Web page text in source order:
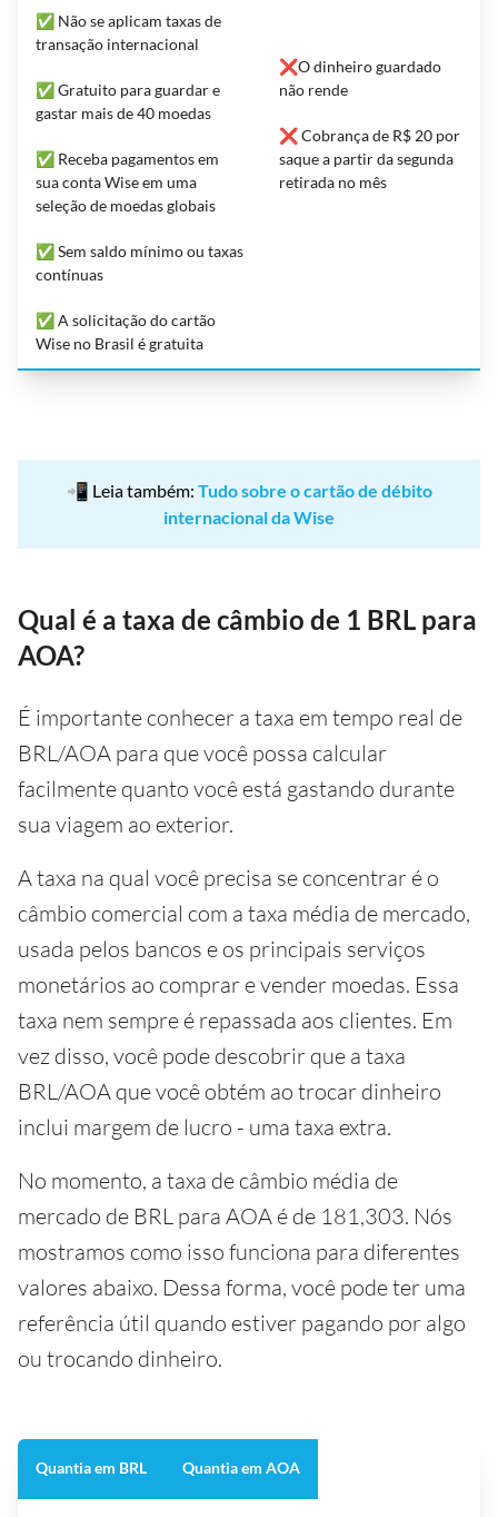
✅ Não se aplicam taxas de
transação internacional
✅ Gratuito para guardar e
gastar mais de 40 moedas
✅ Receba pagamentos em
sua conta Wise em uma
seleção de moedas globais
✅ Sem saldo mínimo ou taxas
contínuas
✅ A solicitação do cartão
Wise no Brasil é gratuita
❌O dinheiro guardado
não rende
❌ Cobrança de R$ 20 por
saque a partir da segunda
retirada no mês
📲 Leia também: Tudo sobre o cartão de débito
internacional da Wise
Qual é a taxa de câmbio de 1 BRL para
AOA?
É importante conhecer a taxa em tempo real de
BRL/AOA para que você possa calcular
facilmente quanto você está gastando durante
sua viagem ao exterior.
A taxa na qual você precisa se concentrar é o
câmbio comercial com a taxa média de mercado,
usada pelos bancos e os principais serviços
monetários ao comprar e vender moedas. Essa
taxa nem sempre é repassada aos clientes. Em
vez disso, você pode descobrir que a taxa
BRL/AOA que você obtém ao trocar dinheiro
inclui margem de lucro - uma taxa extra.
No momento, a taxa de câmbio média de
mercado de BRL para AOA é de 181,303. Nós
mostramos como isso funciona para diferentes
valores abaixo. Dessa forma, você pode ter uma
referência útil quando estiver pagando por algo
ou trocando dinheiro.
Quantia em BRL Quantia em AOA